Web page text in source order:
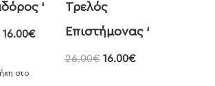
‘
16.00€
στο
Τρελός
Επιστήμονας ‘
26.00€ 16.00€